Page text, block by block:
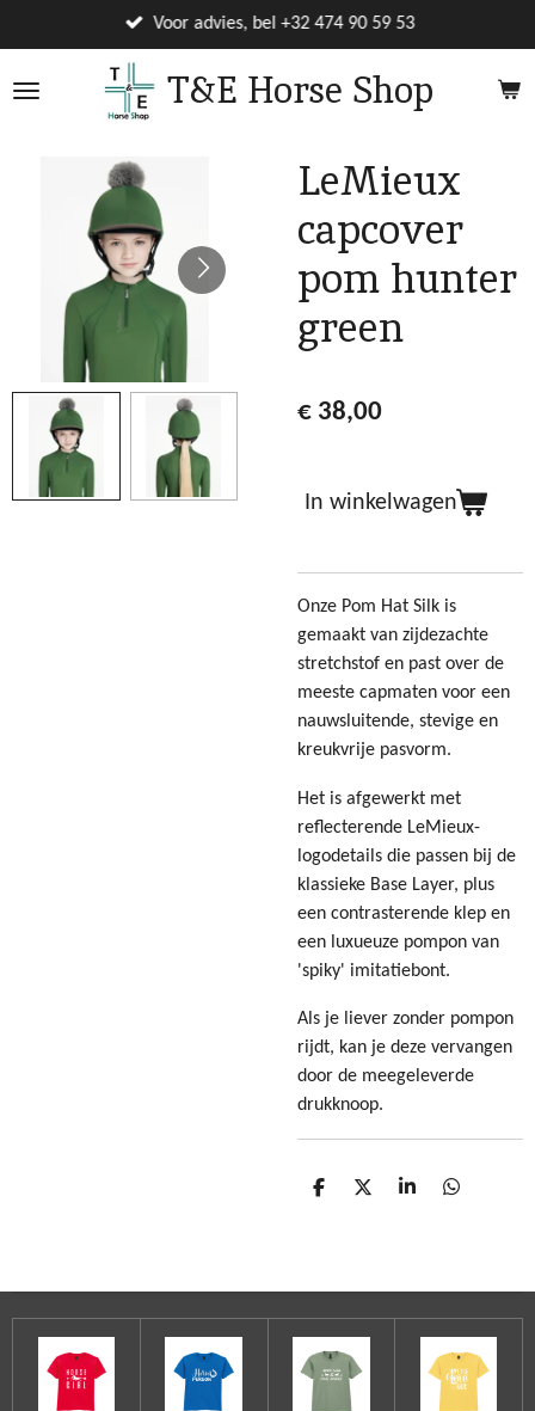
direct
naar
T&E Horse Shop
Voor advies, bel +32 474 90 59 53
LeMieux
capcover
pom hunter
green
€ 38,00
In winkelwagen
Onze Pom Hat Silk is
gemaakt van zijdezachte
stretchstof en past over de
meeste capmaten voor een
nauwsluitende, stevige en
kreukvrije pasvorm.
Het is afgewerkt met
reflecterende LeMieux-
logodetails die passen bij de
klassieke Base Layer, plus
een contrasterende klep en
een luxueuze pompon van
'spiky' imitatiebont.
Als je liever zonder pompon
rijdt, kan je deze vervangen
door de meegeleverde
drukknoop.
D
D
S
D